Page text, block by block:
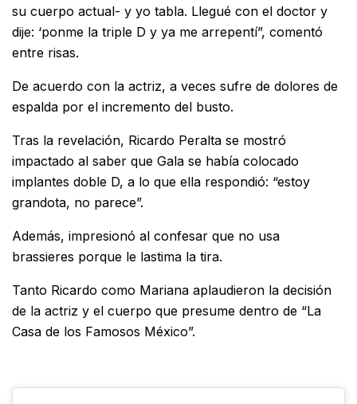
su cuerpo actual- y yo tabla. Llegué con el doctor y
dije: ‘ponme la triple D y ya me arrepentí”, comentó
entre risas.
De acuerdo con la actriz, a veces sufre de dolores de
espalda por el incremento del busto.
Tras la revelación, Ricardo Peralta se mostró
impactado al saber que Gala se había colocado
implantes doble D, a lo que ella respondió: “estoy
grandota, no parece”.
Además, impresionó al confesar que no usa
brassieres porque le lastima la tira.
Tanto Ricardo como Mariana aplaudieron la decisión
de la actriz y el cuerpo que presume dentro de “La
Casa de los Famosos México”.